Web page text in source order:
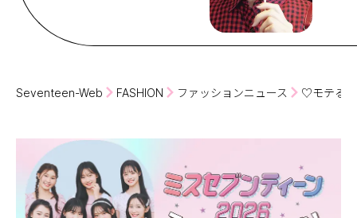
Seventeen-Web FASHION ファッションニュース ♡モテる